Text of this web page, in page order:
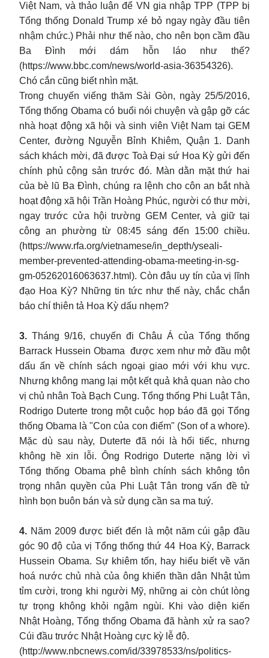
Việt Nam, và thảo luận để VN gia nhập TPP (TPP bị
Tổng thống Donald Trump xé bỏ ngay ngày đầu tiên
nhậm chức.) Phải như thế nào, cho nên bọn cầm đầu
Ba Đình mới dám hỗn láo như thế?
(https://www.bbc.com/news/world-asia-36354326).
Chó cắn cũng biết nhìn mặt.
Trong chuyến viếng thăm Sài Gòn, ngày 25/5/2016,
Tổng thống Obama có buổi nói chuyện và gập gỡ các
nhà hoạt động xã hội và sinh viên Việt Nam tại GEM
Center, đường Nguyễn Bỉnh Khiêm, Quận 1. Danh
sách khách mời, đã được Toà Đại sứ Hoa Kỳ gửi đến
chính phủ cộng sản trước đó. Màn dằn mặt thứ hai
của bè lũ Ba Đình, chúng ra lệnh cho côn an bắt nhà
hoạt động xã hội Trần Hoàng Phúc, người có thư mời,
ngay trước cửa hội trường GEM Center, và giữ tại
công an phường từ 08:45 sáng đến 15:00 chiều.
(https://www.rfa.org/vietnamese/in_depth/yseali-
member-prevented-attending-obama-meeting-in-sg-
gm-05262016063637.html). Còn đâu uy tín của vị lĩnh
đạo Hoa Kỳ? Những tin tức như thế này, chắc chắn
báo chí thiên tả Hoa Kỳ dấu nhẹm?
3. Tháng 9/16, chuyến đi Châu Á của Tổng thống
Barrack Hussein Obama được xem như mở đầu một
dấu ấn về chính sách ngoại giao mới với khu vực.
Nhưng không mang lại một kết quả khả quan nào cho
vị chủ nhân Toà Bạch Cung. Tổng thống Phi Luật Tân,
Rodrigo Duterte trong một cuộc họp báo đã gọi Tổng
thống Obama là "Con của con điếm" (Son of a whore).
Mặc dù sau này, Duterte đã nói là hối tiếc, nhưng
không hề xin lỗi. Ông Rodrigo Duterte nặng lời vì
Tổng thống Obama phê bình chính sách không tôn
trọng nhân quyền của Phi Luật Tân trong vấn đề tử
hình bọn buôn bán và sử dụng cần sa ma tuý.
4. Năm 2009 được biết đến là một năm cúi gập đầu
góc 90 độ của vị Tổng thống thứ 44 Hoa Kỳ, Barrack
Hussein Obama. Sự khiêm tốn, hay hiểu biết về văn
hoá nước chủ nhà của ông khiến thần dân Nhật tủm
tỉm cười, trong khi người Mỹ, những ai còn chút lòng
tự trọng không khỏi ngậm ngùi. Khi vào diện kiến
Nhật Hoàng, Tổng thống Obama đã hành xử ra sao?
Cúi đầu trước Nhật Hoàng cực kỳ lễ độ.
(http://www.nbcnews.com/id/33978533/ns/politics-